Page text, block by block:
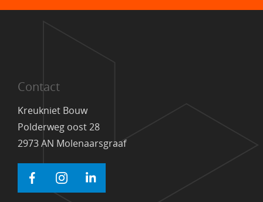
Contact
Kreukniet Bouw
Polderweg oost 28
2973 AN Molenaarsgraaf